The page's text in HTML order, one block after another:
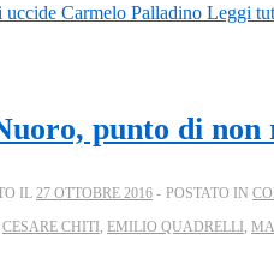
Carmelo Palladino Leggi
punto di
IL 27 OTTOBRE 2016 POSTATO IN
CESARE CHITI, EMILIO QUADRELLI,